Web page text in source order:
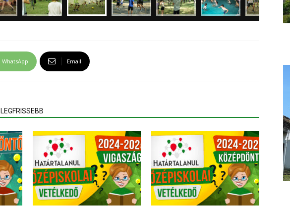
WhatsApp Email
LEGFRISSEBB